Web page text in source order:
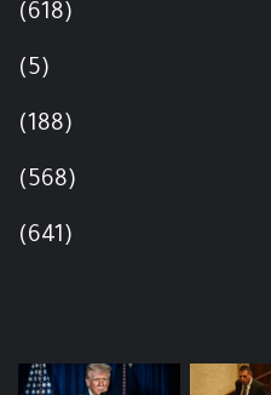
(618)
(5)
(188)
(568)
(641)